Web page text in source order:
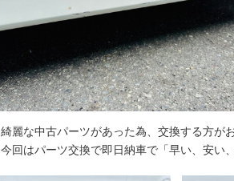
綺麗な中古パーツがあった為、交換する方が
今回はパーツ交換で即日納車で「早い、安い